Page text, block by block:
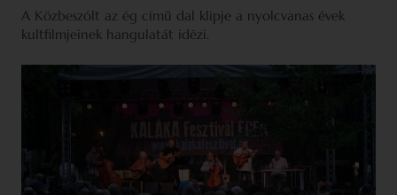
A Közbeszólt az ég című dal klipje a nyolcvanas évek
kultfilmjeinek hangulatát idézi.